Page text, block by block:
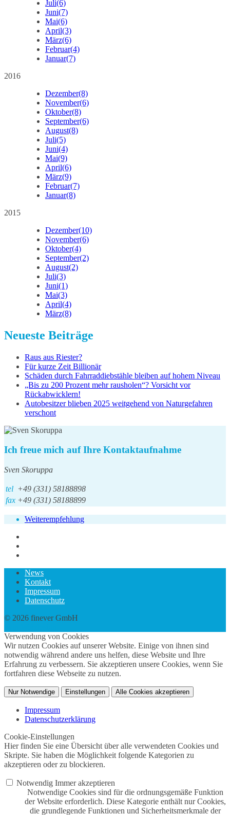
Juli(6)
Juni(7)
Mai(6)
April(3)
März(6)
Februar(4)
Januar(7)
2016
Dezember(8)
November(6)
Oktober(8)
September(6)
August(8)
Juli(5)
Juni(4)
Mai(9)
April(6)
März(9)
Februar(7)
Januar(8)
2015
Dezember(10)
November(6)
Oktober(4)
September(2)
August(2)
Juli(3)
Juni(1)
Mai(3)
April(4)
März(8)
Neueste Beiträge
Raus aus Riester?
Für kurze Zeit Billionär
Schäden durch Fahrraddiebstähle bleiben auf hohem Niveau
„Bis zu 200 Prozent mehr rausholen“? Vorsicht vor
Rückabwicklern!
Autobesitzer blieben 2025 weitgehend von Naturgefahren
verschont
Ich freue mich auf Ihre Kontaktaufnahme
Sven Skoruppa
tel +49 (331) 58188898
fax +49 (331) 58188899
Weiterempfehlung
News
Kontakt
Impressum
Datenschutz
© 2026 finever GmbH
Verwendung von Cookies
Wir nutzen Cookies auf unserer Website. Einige von ihnen sind
notwendig während andere uns helfen, diese Website und Ihre
Erfahrung zu verbessern. Sie akzeptieren unsere Cookies, wenn Sie
fortfahren diese Webseite zu nutzen.
Nur Notwendige Einstellungen Alle Cookies akzeptieren
Impressum
Datenschutzerklärung
Cookie-Einstellungen
Hier finden Sie eine Übersicht über alle verwendeten Cookies und
Skripte. Sie haben die Möglichkeit folgende Kategorien zu
akzeptieren oder zu blockieren.
Notwendig Immer akzeptieren
Notwendige Cookies sind für die ordnungsgemäße Funktion
der Website erforderlich. Diese Kategorie enthält nur Cookies,
die grundlegende Funktionen und Sicherheitsmerkmale der